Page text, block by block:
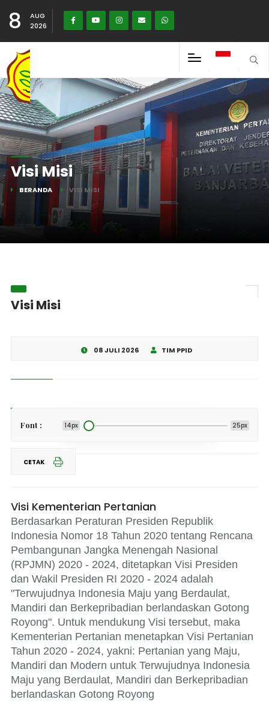
8
AUG
2026
Visi Misi
BERANDA VISI MISI
Visi Misi
08 JULI 2026 TIM PPID
Font : 14px 25px
CETAK
Visi Kementerian Pertanian
Berdasarkan Peraturan Presiden Republik
Indonesia Nomor 18 Tahun 2020 tentang Rencana
Pembangunan Jangka Menengah Nasional
(RPJMN) 2020 - 2024, ditetapkan Visi Presiden
dan Wakil Presiden RI 2020 - 2024 adalah
"Terwujudnya Indonesia Maju yang Berdaulat,
Mandiri dan Berkepribadian berlandaskan Gotong
Royong". Untuk mendukung Visi tersebut, maka
Kementerian Pertanian menetapkan Visi Pertanian
Tahun 2020 - 2024, yakni: Pertanian yang Maju,
Mandiri dan Modern untuk Terwujudnya Indonesia
Maju yang Berdaulat, Mandiri dan Berkepribadian
berlandaskan Gotong Royong